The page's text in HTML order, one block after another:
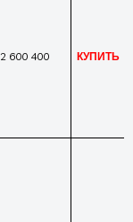
2 600 400 КУПИТЬ